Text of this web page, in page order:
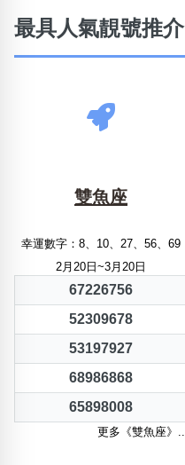
最具人氣靚號推介
雙魚座
幸運數字：8、10、27、56、69
2月20日~3月20日
67226756
52309678
53197927
68986868
65898008
更多《雙魚座》..